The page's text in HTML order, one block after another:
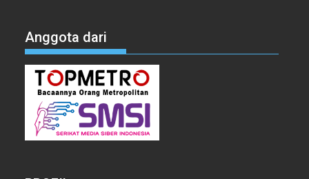
Anggota dari